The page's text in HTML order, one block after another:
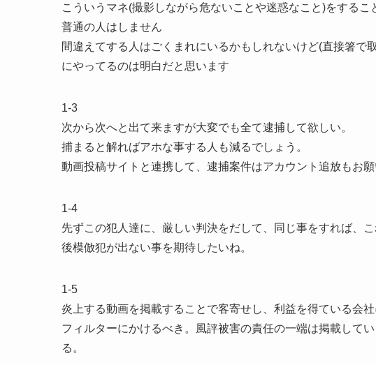
こういうマネ(撮影しながら危ないことや迷惑なこと)をする
普通の人はしません
間違えてする人はごくまれにいるかもしれないけど(直接箸で
にやってるのは明白だと思います
1-3
次から次へと出て来ますが大変でも全て逮捕して欲しい。
捕まると解ればアホな事する人も減るでしょう。
動画投稿サイトと連携して、逮捕案件はアカウント追放もお願
1-4
先ずこの犯人達に、厳しい判決をだして、同じ事をすれば、
後模倣犯が出ない事を期待したいね。
1-5
炎上する動画を掲載することで客寄せし、利益を得ている会
フィルターにかけるべき。風評被害の責任の一端は掲載して
る。